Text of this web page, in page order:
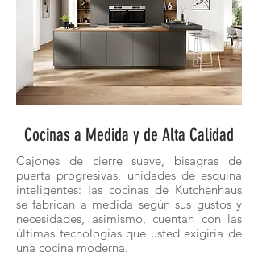
Cocinas a Medida y de Alta Calidad
Cajones de cierre suave, bisagras de
puerta progresivas, unidades de esquina
inteligentes: las cocinas de Kutchenhaus
se fabrican a medida según sus gustos y
necesidades, asimismo, cuentan con las
últimas tecnologías que usted exigiría de
una cocina moderna.